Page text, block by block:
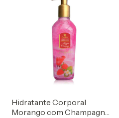
Hidratante Corporal
Morango com Champagne